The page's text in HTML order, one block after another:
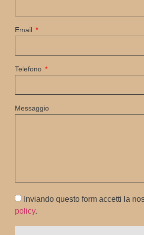
Email
Telefono
Messaggio
Inviando questo form accetti la
policy.